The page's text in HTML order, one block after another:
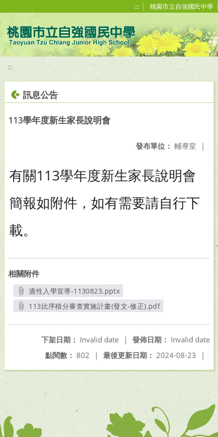
::: 桃園市立自強國民中學
:::
訊息公告
113學年度新生家長說明會
發布單位： 輔導室 |
有關113學年度新生家長說明會
簡報如附件，如有需要請自行下
載。
相關附件
適性入學宣導-1130823.pptx
另開新視窗
113比序積分審查實施計畫(發文-修正).pdf
發佈日期： Invalid date
下架日期： Invalid date
|
最後更新日期： 2024-08-23 |
點閱數： 802 |